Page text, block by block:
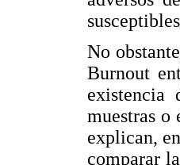
No
Burnout
existencia
muestras o
explican,
comparar